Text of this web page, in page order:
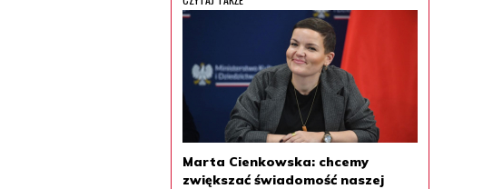
Marta Cienkowska: chcemy
zwiększać świadomość naszej